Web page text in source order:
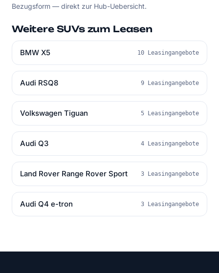
Bezugsform — direkt zur Hub-Uebersicht.
Weitere SUVs zum Leasen
BMW X5 10 Leasingangebote
Audi RSQ8 9 Leasingangebote
Volkswagen Tiguan 5 Leasingangebote
Audi Q3 4 Leasingangebote
Land Rover Range Rover Sport 3 Leasingangebote
Audi Q4 e-tron 3 Leasingangebote